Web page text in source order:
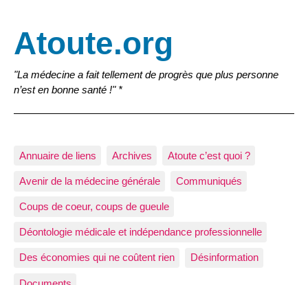
Atoute.org
"La médecine a fait tellement de progrès que plus personne
n’est en bonne santé !" *
Annuaire de liens Archives Atoute c’est quoi ?
Avenir de la médecine générale Communiqués
Coups de coeur, coups de gueule
Déontologie médicale et indépendance professionnelle
Des économies qui ne coûtent rien Désinformation